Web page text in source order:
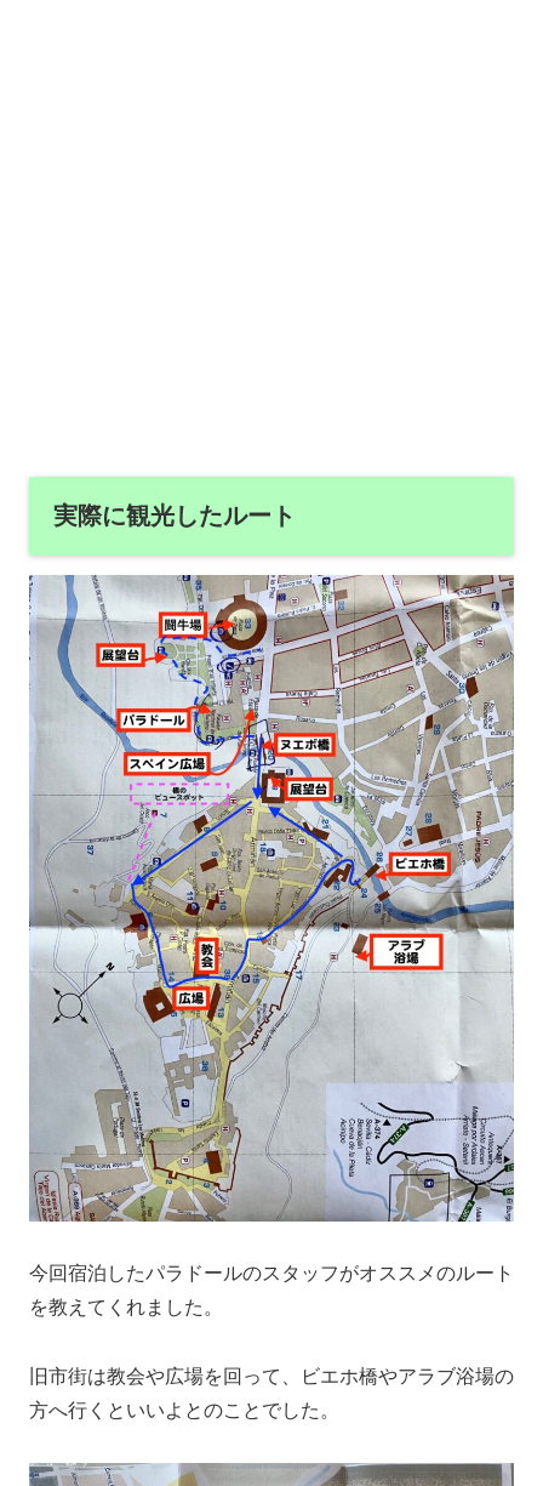
実際に観光したルート
今回宿泊したパラドールのスタッフがオススメのルート
を教えてくれました。
旧市街は教会や広場を回って、ビエホ橋やアラブ浴場の
方へ行くといいよとのことでした。